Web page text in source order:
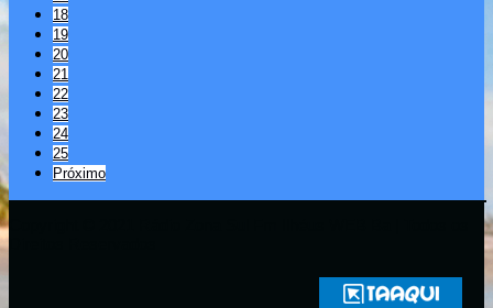
18
19
20
21
22
23
24
25
Próximo